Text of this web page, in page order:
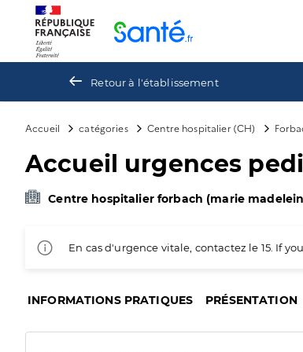
Retour à l'établissement
Accueil catégories Centre hospitalier (CH)
Accueil urgences
Centre hospitalier forbach (marie
En cas d'urgence vitale, contactez le 15. If
INFORMATIONS PRATIQUES PRÉSENTATION
Panneau de gestion des cookies